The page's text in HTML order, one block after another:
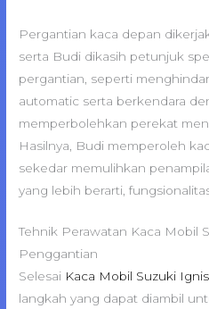
Pergantian kaca depan
serta Budi dikasih petunjuk
pergantian, seperti
automatic serta berkendara
memperbolehkan perekat
Hasilnya, Budi memperoleh
sekedar memulihkan
yang lebih berarti,
Tehnik Perawatan Kaca Mobil
Penggantian
Selesai Kaca Mobil Suzuki Ignis
langkah yang dapat diambil